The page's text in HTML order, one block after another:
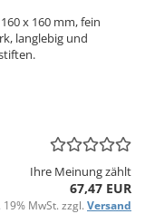
x 160 mm, fein
lang­le­big und
Ihre Meinung zählt
67,47 EUR
19% MwSt. zzgl. Versand